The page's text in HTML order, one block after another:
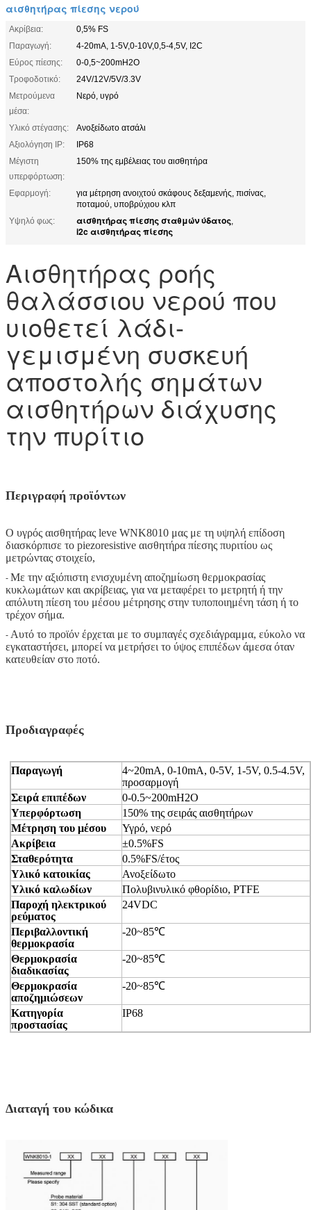
αισθητήρας πίεσης νερού
Ακρίβεια:
0,5% FS
Παραγωγή:
4-20mA, 1-5V,0-10V,0,5-4,5V, I2C
Εύρος πίεσης:
0-0,5~200mH2O
Τροφοδοτικό:
24V/12V/5V/3.3V
Μετρούμενα
μέσα:
Νερό, υγρό
Υλικό στέγασης:
Ανοξείδωτο ατσάλι
Αξιολόγηση IP:
IP68
Μέγιστη
υπερφόρτωση:
150% της εμβέλειας του αισθητήρα
Εφαρμογή:
για μέτρηση ανοιχτού σκάφους δεξαμενής, πισίνας,
ποταμού, υποβρύχιου κλπ
Υψηλό φως:
αισθητήρας πίεσης σταθμών ύδατος,
i2c αισθητήρας πίεσης
Αισθητήρας ροής
θαλάσσιου νερού που
υιοθετεί λάδι-
γεμισμένη συσκευή
αποστολής σημάτων
αισθητήρων διάχυσης
την πυρίτιο
Περιγραφή προϊόντων
Ο υγρός αισθητήρας leve WNK8010 μας με τη υψηλή επίδοση
διασκόρπισε το piezoresistive αισθητήρα πίεσης πυριτίου ως
μετρώντας στοιχείο,
- Με την αξιόπιστη ενισχυμένη αποζημίωση θερμοκρασίας
κυκλωμάτων και ακρίβειας, για να μεταφέρει το μετρητή ή την
απόλυτη πίεση του μέσου μέτρησης στην τυποποιημένη τάση ή το
τρέχον σήμα.
- Αυτό το προϊόν έρχεται με το συμπαγές σχεδιάγραμμα, εύκολο να
εγκαταστήσει, μπορεί να μετρήσει το ύψος επιπέδων άμεσα όταν
κατευθείαν στο ποτό.
Προδιαγραφές
Παραγωγή
4~20mA, 0-10mA, 0-5V, 1-5V, 0.5-4.5V,
προσαρμογή
Σειρά επιπέδων
0-0.5~200mH2O
Υπερφόρτωση
150% της σειράς αισθητήρων
Μέτρηση του μέσου
Υγρό, νερό
Ακρίβεια
±0.5%FS
Σταθερότητα
0.5%FS/έτος
Υλικό κατοικίας
Ανοξείδωτο
Υλικό καλωδίων
Πολυβινυλικό φθορίδιο, PTFE
Παροχή ηλεκτρικού
ρεύματος
24VDC
Περιβαλλοντική
θερμοκρασία
-20~85℃
Θερμοκρασία
διαδικασίας
-20~85℃
Θερμοκρασία
αποζημιώσεων
-20~85℃
Κατηγορία
προστασίας
IP68
Διαταγή του κώδικα